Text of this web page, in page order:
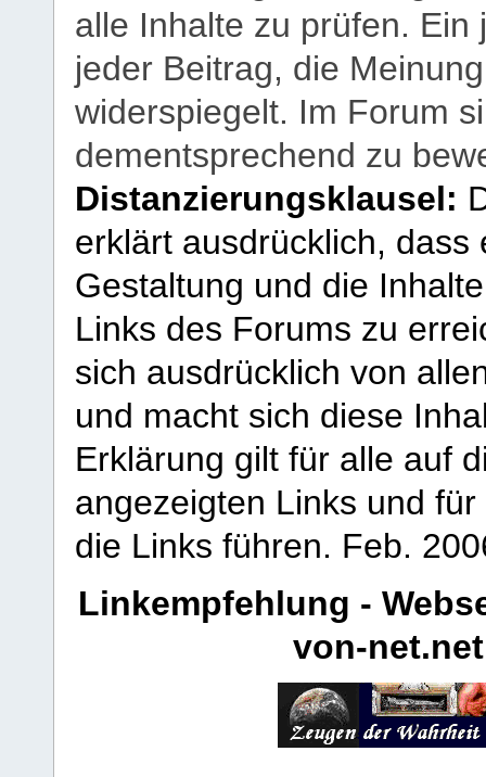
alle Inhalte zu prüfen.
jeder Beitrag, die
widerspiegelt. Im Forum
dementsprechend zu
Distanzierungsklausel:
erklärt ausdrücklich,
Gestaltung und die
Links des Forums zu
sich ausdrücklich von
und macht sich diese
Erklärung gilt für alle auf
angezeigten Links und
die Links führen. Feb.
Linkempfehlung -
von-net.net